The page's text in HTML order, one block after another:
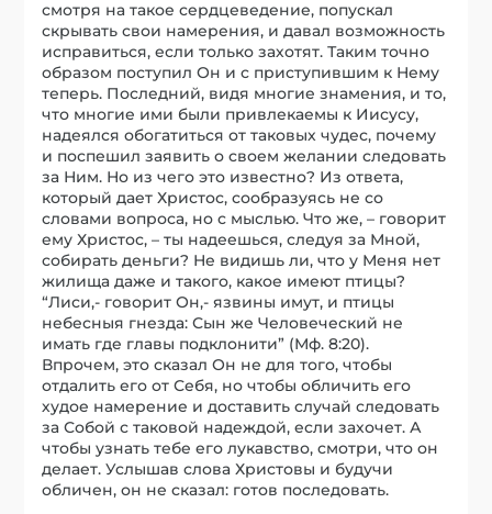
смотря на такое сердцеведение, попускал
скрывать свои намерения, и давал возможность
исправиться, если только захотят. Таким точно
образом поступил Он и с приступившим к Нему
теперь. Последний, видя многие знамения, и то,
что многие ими были привлекаемы к Иисусу,
надеялся обогатиться от таковых чудес, почему
и поспешил заявить о своем желании следовать
за Ним. Но из чего это известно? Из ответа,
который дает Христос, сообразуясь не со
словами вопроса, но с мыслью. Что же, – говорит
ему Христос, – ты надеешься, следуя за Мной,
собирать деньги? Не видишь ли, что у Меня нет
жилища даже и такого, какое имеют птицы?
“Лиси,- говорит Он,- язвины имут, и птицы
небесныя гнезда: Сын же Человеческий не
имать где главы подклонити” (Мф. 8:20).
Впрочем, это сказал Он не для того, чтобы
отдалить его от Себя, но чтобы обличить его
худое намерение и доставить случай следовать
за Собой с таковой надеждой, если захочет. А
чтобы узнать тебе его лукавство, смотри, что он
делает. Услышав слова Христовы и будучи
обличен, он не сказал: готов последовать.